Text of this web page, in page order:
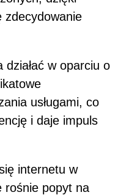
zdecydowanie
w oparciu o
usługami, co
i daje impuls
internetu w
rośnie popyt na